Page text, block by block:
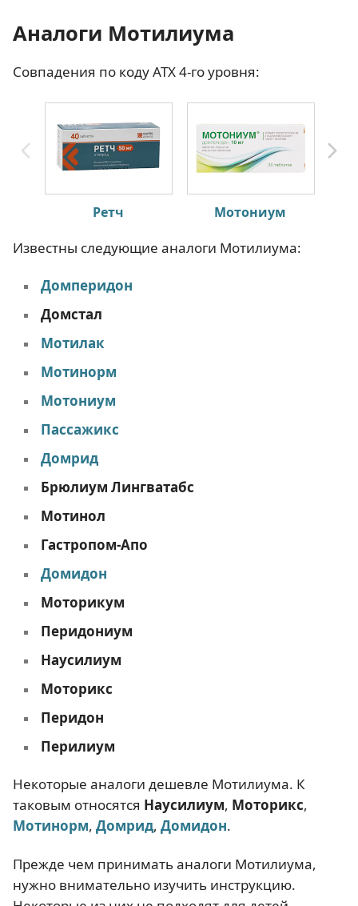
Аналоги Мотилиума
Совпадения по коду АТХ 4-го уровня:
Ретч Мотониум
Известны следующие аналоги Мотилиума:
Домперидон
Домстал
Мотилак
Мотинорм
Мотониум
Пассажикс
Домрид
Брюлиум Лингватабс
Мотинол
Гастропом-Апо
Домидон
Моторикум
Перидониум
Наусилиум
Моторикс
Перидон
Перилиум
Некоторые аналоги дешевле Мотилиума. К
таковым относятся Наусилиум, Моторикс,
Мотинорм, Домрид, Домидон.
Прежде чем принимать аналоги Мотилиума,
нужно внимательно изучить инструкцию.